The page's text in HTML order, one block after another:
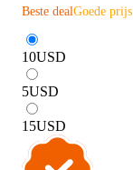
Beste dealGoede prijs
10USD
5USD
15USD